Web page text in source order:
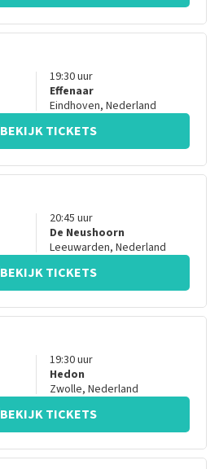
19:30uur
Effenaar
Eindhoven, Nederland
BEKIJK TICKETS
20:45 uur
De Neushoorn
Leeuwarden, Nederland
BEKIJK TICKETS
19:30uur
Hedon
Zwolle, Nederland
BEKIJK TICKETS